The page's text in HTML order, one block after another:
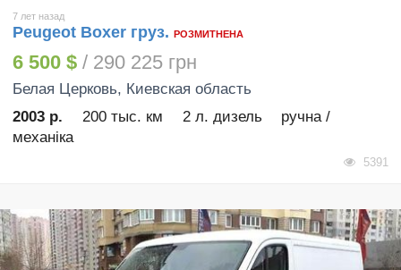
7 лет назад
Peugeot Boxer груз. РОЗМИТНЕНА
6 500 $ / 290 225 грн
Белая Церковь, Киевская область
2003 р.
200 тыс. км 2 л. дизель
ручна /
механіка
5391